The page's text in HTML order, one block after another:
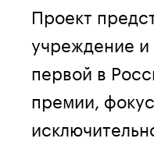
Проект
учреждение
первой в
премии,